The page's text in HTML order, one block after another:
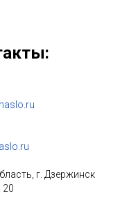
г. Дзержинск
20